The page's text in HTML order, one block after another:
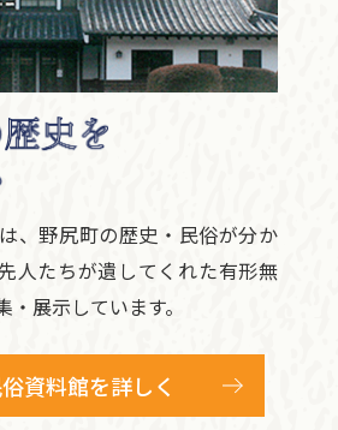
、野尻町の歴史・民俗が分か
人たちが遺してくれた有形無
展示しています。
資料館を詳しく